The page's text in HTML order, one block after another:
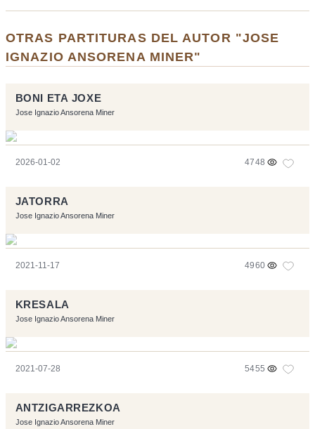
OTRAS PARTITURAS DEL AUTOR "JOSE
IGNAZIO ANSORENA MINER"
BONI ETA JOXE
Jose Ignazio Ansorena Miner
2026-01-02 4748
JATORRA
Jose Ignazio Ansorena Miner
2021-11-17 4960
KRESALA
Jose Ignazio Ansorena Miner
2021-07-28 5455
ANTZIGARREZKOA
Jose Ignazio Ansorena Miner